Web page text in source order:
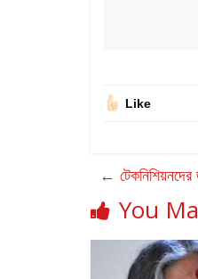
Like
←
You